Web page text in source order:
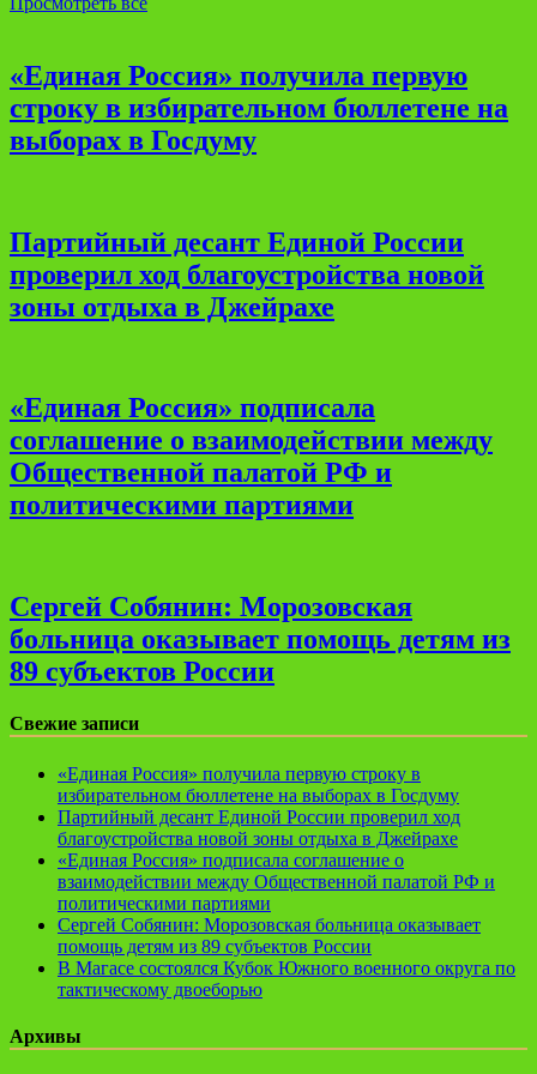
«Единая Россия» получила первую
строку в избирательном бюллетене на
выборах в Госдуму
Партийный десант Единой России
проверил ход благоустройства новой
зоны отдыха в Джейрахе
«Единая Россия» подписала
соглашение о взаимодействии между
Общественной палатой РФ и
политическими партиями
Сергей Собянин: Морозовская
больница оказывает помощь детям из
89 субъектов России
Свежие записи
«Единая Россия» получила первую строку в
избирательном бюллетене на выборах в Госдуму
Партийный десант Единой России проверил ход
благоустройства новой зоны отдыха в Джейрахе
«Единая Россия» подписала соглашение о
взаимодействии между Общественной палатой РФ и
политическими партиями
Сергей Собянин: Морозовская больница оказывает
помощь детям из 89 субъектов России
В Магасе состоялся Кубок Южного военного округа по
тактическому двоеборью
Архивы